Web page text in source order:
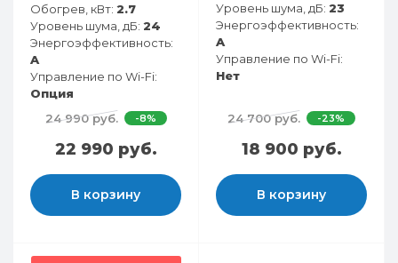
Обогрев, кВт: 2.7
Уровень шума, дБ: 24
Энергоэффективность:
A
Управление по Wi-Fi:
Опция
24 990 руб.
-8%
22 990 руб.
В корзину
Уровень шума, дБ: 23
Энергоэффективность:
A
Управление по Wi-Fi:
Нет
24 700 руб. -23%
18 900 руб.
В корзину